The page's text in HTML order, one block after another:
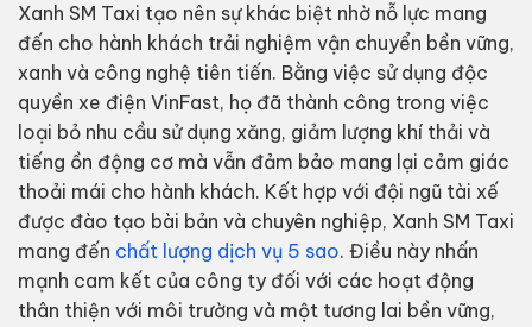
Xanh SM Taxi tạo nên sự khác biệt nhờ nỗ lực mang
đến cho hành khách trải nghiệm vận chuyển bền vững,
xanh và công nghệ tiên tiến. Bằng việc sử dụng độc
quyền xe điện VinFast, họ đã thành công trong việc
loại bỏ nhu cầu sử dụng xăng, giảm lượng khí thải và
tiếng ồn động cơ mà vẫn đảm bảo mang lại cảm giác
thoải mái cho hành khách. Kết hợp với đội ngũ tài xế
được đào tạo bài bản và chuyên nghiệp, Xanh SM Taxi
mang đến chất lượng dịch vụ 5 sao. Điều này nhấn
mạnh cam kết của công ty đối với các hoạt động
thân thiện với môi trường và một tương lai bền vững,